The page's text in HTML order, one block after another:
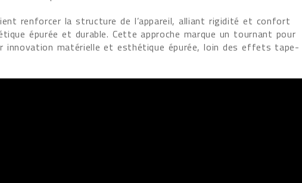
renforcer la structure de l’appareil, alliant rigidité et confort
épurée et durable. Cette approche marque un tournant pour
innovation matérielle et esthétique épurée, loin des effets tape-